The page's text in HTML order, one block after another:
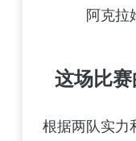
阿克拉
这场比
根据两队实力